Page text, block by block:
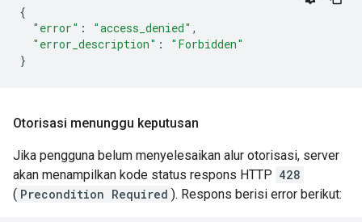
{
"error" : "access_denied" ,
"error_description" :
"Forbidden"
}
Otorisasi menunggu keputusan
Jika pengguna belum menyelesaikan alur otorisasi, server
akan menampilkan kode status respons HTTP 428
( Precondition Required ). Respons berisi error berikut: